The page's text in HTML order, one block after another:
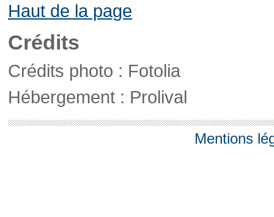
Haut de la page
Crédits
Crédits photo : Fotolia
Hébergement : Prolival
Mentions